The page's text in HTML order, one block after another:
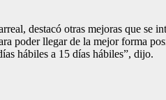
destacó otras mejoras que
poder llegar de la mejor forma
hábiles a 15 días hábiles”, dijo.